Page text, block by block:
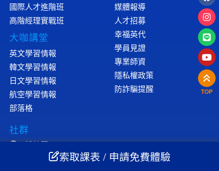
國際人才進階班
高階經理實戰班
大咖講堂
英文學習情報
韓文學習情報
日文學習情報
航空學習情報
部落格
媒體報導
人才招募
幸福英代
學員見證
專業師資
隱私權政策
防詐騙提醒
社群
粉絲團
YOUTUBE
TOP
索取課表 / 申請免費體驗